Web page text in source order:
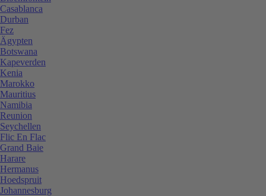
Casablanca
Durban
Fez
Ägypten
Botswana
Kapeverden
Kenia
Marokko
Mauritius
Namibia
Reunion
Seychellen
Flic En Flac
Grand Baie
Harare
Hermanus
Hoedspruit
Johannesburg